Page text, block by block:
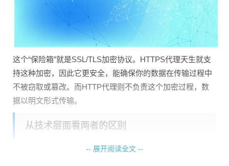
这个“保险箱”就是SSL/TLS加密协议。HTTPS代理天生就支
持这种加密，因此它更安全，能确保你的数据在传输过程中
不被窃取或篡改。而HTTP代理则不负责这个加密过程，数
据以明文形式传输。
从技术层面看两者的区别
为了更清晰地展示，我们来看一个对比表格：
-- 展开阅读全文 --